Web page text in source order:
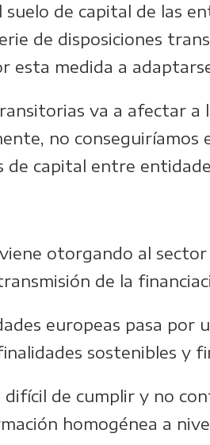
de capital de las
de disposiciones
esta medida a
va a afectar
no
de capital entre
otorgando al
de la
europeas pasa por
sostenibles y
de cumplir y no
homogénea a